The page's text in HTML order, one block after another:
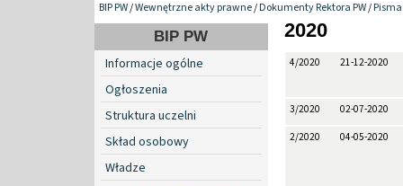
BIP PW/Wewnętrzne akty prawne/Dokumenty Rektora PW/
BIP PW
Informacje ogólne
Ogłoszenia
Struktura uczelni
Skład osobowy
Władze
2020
4/2020 21-12-2020
3/2020 02-07-2020
2/2020 04-05-2020